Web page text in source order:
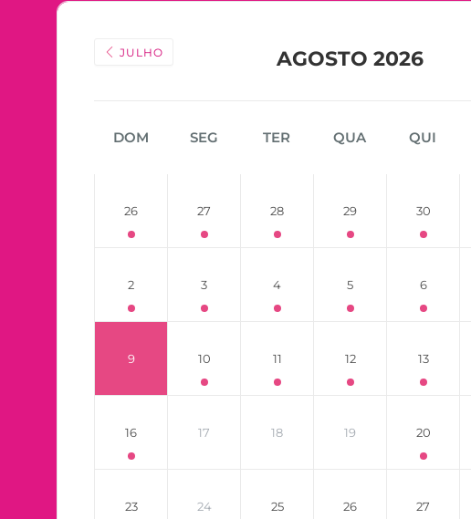
JULHO AGOSTO 2026
DOM SEG TER QUA QUI
26 27 28 29 30
2 3 4 5 6
9 10 11 12 13
16 17 18 19 20
23 24 25 26 27